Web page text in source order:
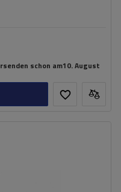
schon am10. August